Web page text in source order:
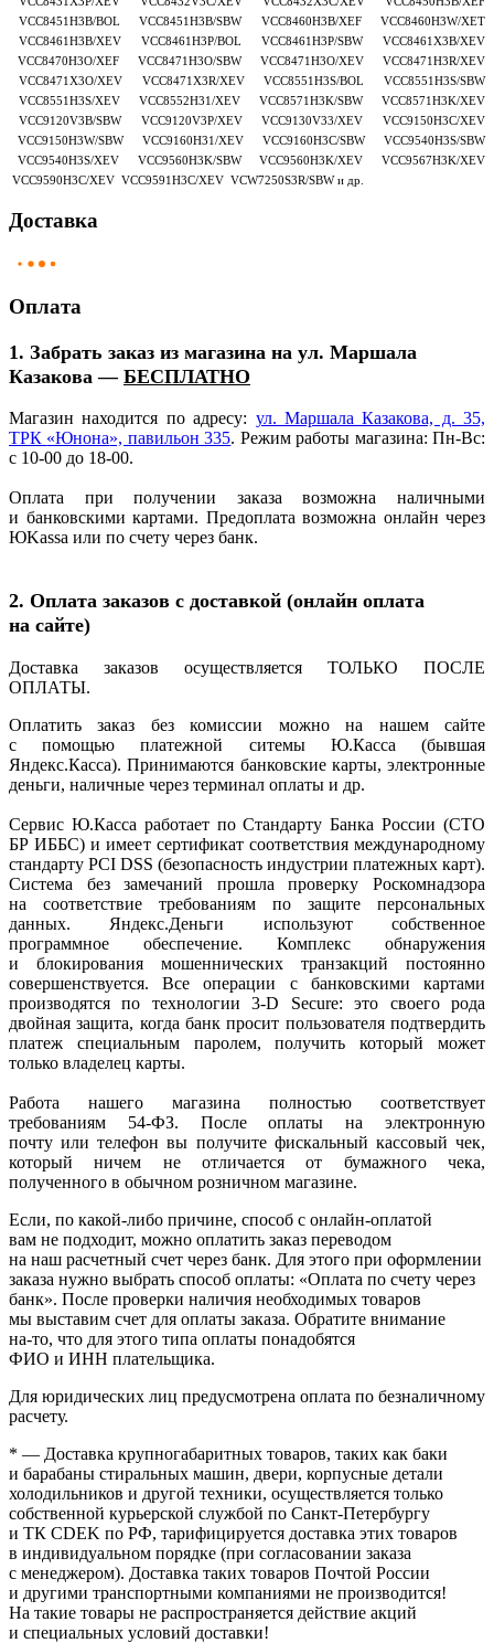
VCC8451H3B/BOL VCC8451H3B/SBW VCC8460H3B/XEF VCC8460H3W/XET
VCC8461H3B/XEV VCC8461H3P/BOL VCC8461H3P/SBW VCC8461X3B/XEV
VCC8470H3O/XEF VCC8471H3O/SBW VCC8471H3O/XEV VCC8471H3R/XEV
VCC8471X3O/XEV VCC8471X3R/XEV VCC8551H3S/BOL VCC8551H3S/SBW
VCC8551H3S/XEV VCC8552H31/XEV VCC8571H3K/SBW VCC8571H3K/XEV
VCC9120V3B/SBW VCC9120V3P/XEV VCC9130V33/XEV VCC9150H3C/XEV
VCC9150H3W/SBW VCC9160H31/XEV VCC9160H3C/SBW VCC9540H3S/SBW
VCC9540H3S/XEV VCC9560H3K/SBW VCC9560H3K/XEV VCC9567H3K/XEV
VCC9590H3C/XEV VCC9591H3C/XEV VCW7250S3R/SBW и др.
Доставка
Оплата
1. Забрать заказ из магазина на ул. Маршала
Казакова — БЕСПЛАТНО
Магазин находится по адресу: ул. Маршала Казакова, д. 35,
ТРК «Юнона», павильон 335. Режим работы магазина: Пн-Вс:
с 10-00 до 18-00.
Оплата при получении заказа возможна наличными
и банковскими картами. Предоплата возможна онлайн через
ЮKassa или по счету через банк.
2. Оплата заказов с доставкой (онлайн оплата
на сайте)
Доставка заказов осуществляется ТОЛЬКО ПОСЛЕ
ОПЛАТЫ.
Оплатить заказ без комиссии можно на нашем сайте
с помощью платежной ситемы Ю.Касса
(бывшая
Яндекс.Касса). Принимаются банковские карты, электронные
деньги, наличные через терминал оплаты и др.
Сервис Ю.Касса работает по Стандарту Банка России (СТО
БР ИББС) и имеет сертификат соответствия международному
стандарту PCI DSS (безопасность индустрии платежных карт).
Система без замечаний прошла проверку Роскомнадзора
на соответствие требованиям по защите персональных
данных. Яндекс.Деньги используют собственное
программное обеспечение. Комплекс обнаружения
и блокирования мошеннических транзакций постоянно
совершенствуется. Все операции с банковскими картами
производятся по технологии 3-D Secure: это своего рода
двойная защита, когда банк просит пользователя подтвердить
платеж специальным паролем, получить который может
только владелец карты.
Работа нашего магазина полностью соответствует
требованиям 54-ФЗ. После оплаты на электронную
почту или телефон вы получите фискальный кассовый чек,
который ничем не отличается от бумажного чека,
полученного в обычном розничном магазине.
Если, по какой-либо причине, способ с онлайн-оплатой
вам не подходит, можно оплатить заказ переводом
на наш расчетный счет через банк. Для этого при оформлении
заказа нужно выбрать способ оплаты: «Оплата по счету через
банк». После проверки наличия необходимых товаров
мы выставим счет для оплаты заказа. Обратите внимание
на-то, что для этого типа оплаты понадобятся
ФИО и ИНН плательщика.
Для юридических лиц предусмотрена оплата по безналичному
расчету.
* — Доставка крупногабаритных товаров, таких как баки
и барабаны стиральных машин, двери, корпусные детали
холодильников и другой техники, осуществляется только
собственной курьерской службой по Санкт-Петербургу
и ТК CDEK по РФ, тарифицируется доставка этих товаров
в индивидуальном порядке (при согласовании заказа
с менеджером). Доставка таких товаров Почтой России
и другими транспортными компаниями не производится!
На такие товары не распространяется действие акций
и специальных условий доставки!